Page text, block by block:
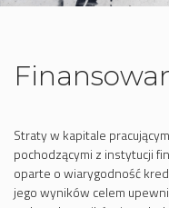
Straty w kapitale
pochodzącymi z instytucji
oparte o wiarygodność
jego wyników celem